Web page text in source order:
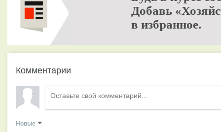
Добавь
в избранное.
Комментарии
Новые